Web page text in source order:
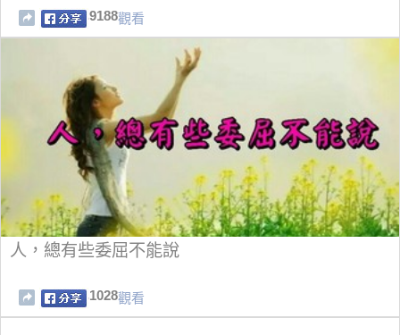
9188觀看
人，總有些委屈不能說
1028觀看